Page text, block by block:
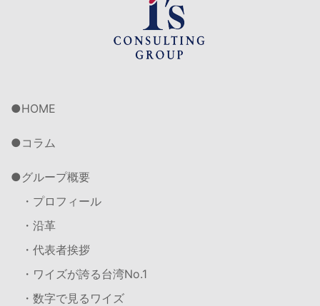
HOME
コラム
グループ概要
・プロフィール
・沿革
・代表者挨拶
・ワイズが誇る台湾No.1
・数字で見るワイズ